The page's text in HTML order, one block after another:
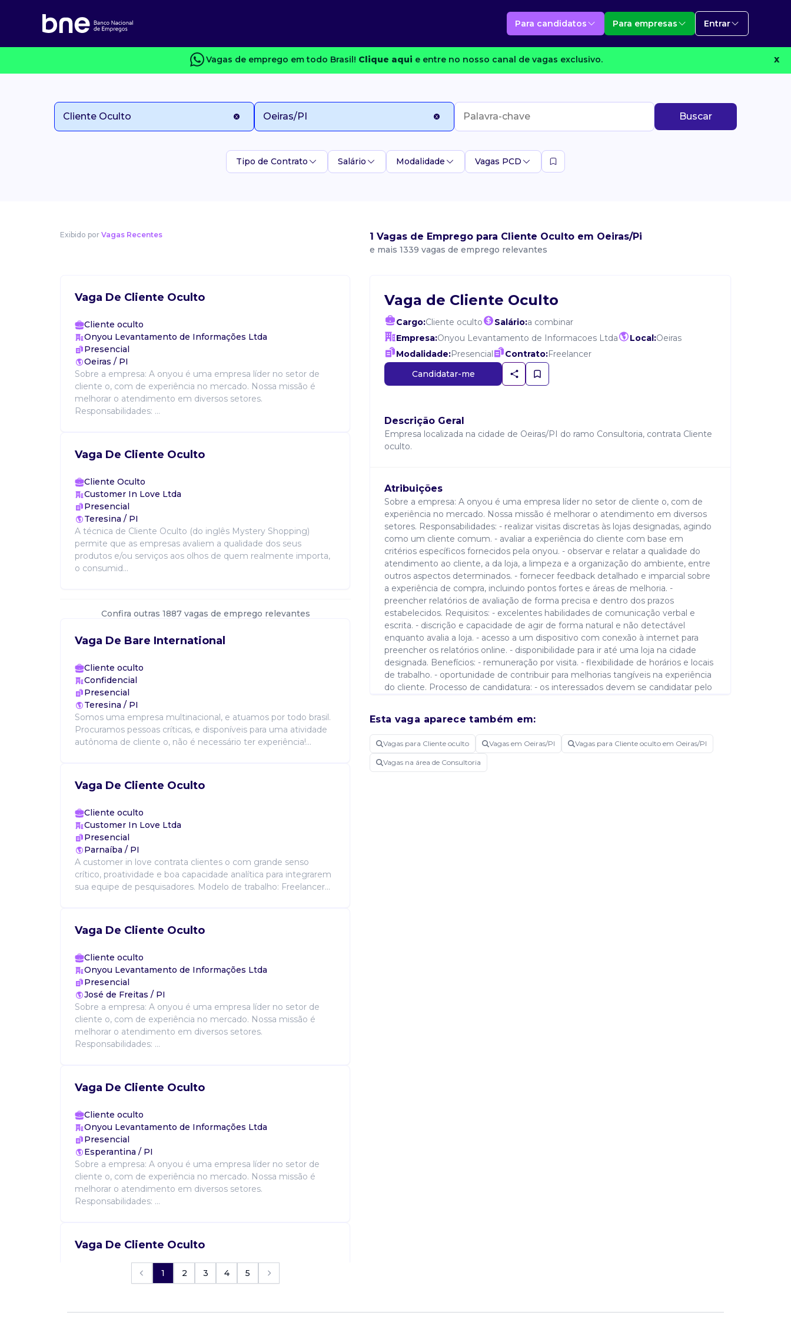
Para candidatos Para empresas Entrar
Vagas de emprego em todo Brasil! Clique aqui e entre no nosso canal de vagas exclusivo. X
Buscar
Tipo de Contrato Salário Modalidade Vagas PCD
Exibido por Vagas Recentes 1 Vagas de Emprego para Cliente Oculto em Oeiras/Pi
e mais 1339 vagas de emprego relevantes
Vaga De Cliente Oculto
Cliente oculto
Onyou Levantamento de Informações Ltda
Presencial
Oeiras / PI
Sobre a empresa: A onyou é uma empresa líder no setor de
cliente o, com de experiência no mercado. Nossa missão é
melhorar o atendimento em diversos setores.
Responsabilidades: ...
Vaga De Cliente Oculto
Cliente Oculto
Customer In Love Ltda
Presencial
Teresina / PI
A técnica de Cliente Oculto (do inglês Mystery Shopping)
permite que as empresas avaliem a qualidade dos seus
produtos e/ou serviços aos olhos de quem realmente importa,
o consumid...
Confira outras 1887 vagas de emprego relevantes
Vaga De Bare International
Cliente oculto
Confidencial
Presencial
Teresina / PI
Somos uma empresa multinacional, e atuamos por todo brasil.
Procuramos pessoas críticas, e disponíveis para uma atividade
autônoma de cliente o, não é necessário ter experiência!...
Vaga De Cliente Oculto
Cliente oculto
Customer In Love Ltda
Presencial
Parnaíba / PI
A customer in love contrata clientes o com grande senso
crítico, proatividade e boa capacidade analítica para integrarem
sua equipe de pesquisadores. Modelo de trabalho: Freelancer...
Vaga De Cliente Oculto
Cliente oculto
Onyou Levantamento de Informações Ltda
Presencial
José de Freitas / PI
Sobre a empresa: A onyou é uma empresa líder no setor de
cliente o, com de experiência no mercado. Nossa missão é
melhorar o atendimento em diversos setores.
Responsabilidades: ...
Vaga De Cliente Oculto
Cliente oculto
Onyou Levantamento de Informações Ltda
Presencial
Esperantina / PI
Sobre a empresa: A onyou é uma empresa líder no setor de
cliente o, com de experiência no mercado. Nossa missão é
melhorar o atendimento em diversos setores.
Responsabilidades: ...
Vaga De Cliente Oculto
Cliente Oculto
Onyou Levantamento de Informações Ltda
1 2 3 4 5
Vaga de Cliente Oculto
Cargo:Cliente oculto Salário:a combinar
Empresa:Onyou Levantamento de Informacoes Ltda Local:Oeiras
Modalidade:Presencial Contrato:Freelancer
Candidatar-me
Descrição Geral
Empresa localizada na cidade de Oeiras/PI do ramo Consultoria, contrata Cliente
oculto.
Atribuições
Sobre a empresa: A onyou é uma empresa líder no setor de cliente o, com de
experiência no mercado. Nossa missão é melhorar o atendimento em diversos
setores. Responsabilidades: - realizar visitas discretas às lojas designadas, agindo
como um cliente comum. - avaliar a experiência do cliente com base em
critérios específicos fornecidos pela onyou. - observar e relatar a qualidade do
atendimento ao cliente, a da loja, a limpeza e a organização do ambiente, entre
outros aspectos determinados. - fornecer feedback detalhado e imparcial sobre
a experiência de compra, incluindo pontos fortes e áreas de melhoria. -
preencher relatórios de avaliação de forma precisa e dentro dos prazos
estabelecidos. Requisitos: - excelentes habilidades de comunicação verbal e
escrita. - discrição e capacidade de agir de forma natural e não detectável
enquanto avalia a loja. - acesso a um dispositivo com conexão à internet para
preencher os relatórios online. - disponibilidade para ir até uma loja na cidade
designada. Benefícios: - remuneração por visita. - flexibilidade de horários e locais
de trabalho. - oportunidade de contribuir para melhorias tangíveis na experiência
do cliente. Processo de candidatura: - os interessados devem se candidatar pelo
Candidatar-me
Esta vaga aparece também em:
Vagas para Cliente oculto Vagas em Oeiras/PI Vagas para Cliente oculto em Oeiras/PI
Vagas na área de Consultoria